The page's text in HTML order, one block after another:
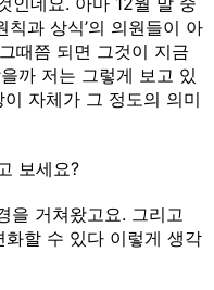
칙과 상식’의 의원들이 아
때쯤 되면 그것이 지금
까 저는 그렇게 보고 있
자체가 그 정도의 의미
보세요?
거쳐왔고요. 그리고
할 수 있다 이렇게 생각